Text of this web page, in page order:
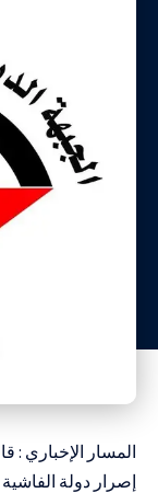
المسار الإخباري :
إصرار دولة